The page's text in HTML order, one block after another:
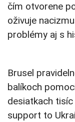
čím otvorene
oživuje
problémy aj s
Brusel
balíkoch
desiatkach tisíc
support to